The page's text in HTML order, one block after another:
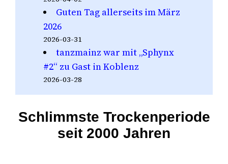
Guten Tag allerseits im März
2026
2026-03-31
tanzmainz war mit „Sphynx
#2“ zu Gast in Koblenz
2026-03-28
Schlimmste Trockenperiode
seit 2000 Jahren